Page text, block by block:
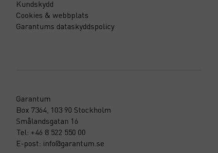
Kundskydd
Cookies & webbplats
Garantums dataskyddspolicy
Garantum
Box 7364, 103 90 Stockholm
Smålandsgatan 16
Tel: +46 8 522 550 00
E-post: info@garantum.se